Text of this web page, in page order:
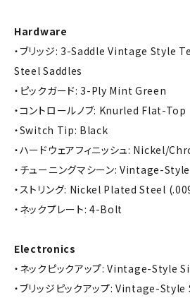
Hardware
・ブリッジ: 3-Saddle Vintage Style
Steel Saddles
・ピックガード: 3-Ply Mint Green
・コントロールノブ: Knurled Flat-Top
・Switch Tip: Black
・ハードウェアフィニッシュ: Nickel/
・チューニングマシーン: Vintage-Style
・ストリング: Nickel Plated Steel
・ネックプレート: 4-Bolt
Electronics
・ネックピックアップ: Vintage-Style
・ブリッジピックアップ: Vintage-